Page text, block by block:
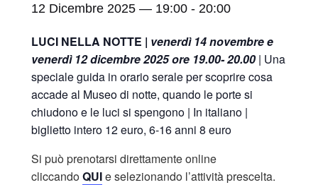
12 Dicembre 2025 — 19:00 - 20:00
LUCI NELLA NOTTE | venerdì 14 novembre e
venerdì 12 dicembre 2025 ore 19.00- 20.00| Una
speciale guida in orario serale per scoprire cosa
accade al Museo di notte, quando le porte si
chiudono e le luci si spengono | In italiano |
biglietto intero 12 euro, 6-16 anni 8 euro
Si può prenotarsi direttamente online
cliccandoQUIe selezionando l’attività prescelta.